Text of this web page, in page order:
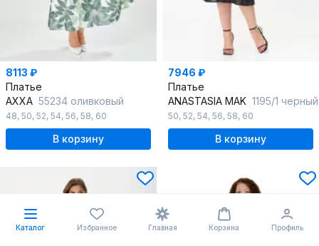
8113 ₽
Платье
AXXA 55234 оливковый
48, 50, 52, 54, 56, 58, 60
В корзину
7946 ₽
Платье
ANASTASIA MAK 1195/1 черный
50, 52, 54, 56, 58, 60
В корзину
Каталог Избранное Главная Корзина Профиль